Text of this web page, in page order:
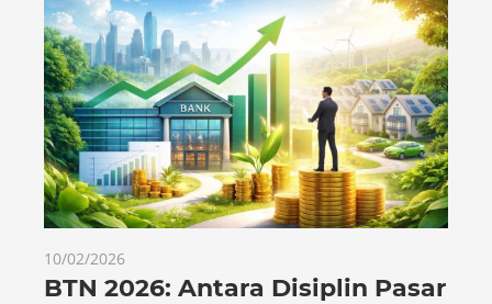
10/02/2026
BTN 2026: Antara Disiplin Pasar